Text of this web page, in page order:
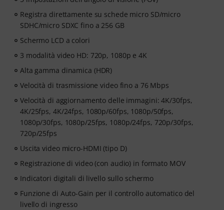
Registra direttamente su schede micro SD/micro
SDHC/micro SDXC fino a 256 GB
Schermo LCD a colori
3 modalità video HD: 720p, 1080p e 4K
Alta gamma dinamica (HDR)
Velocità di trasmissione video fino a 76 Mbps
Velocità di aggiornamento delle immagini: 4K/30fps,
4K/25fps, 4K/24fps, 1080p/60fps, 1080p/50fps,
1080p/30fps, 1080p/25fps, 1080p/24fps, 720p/30fps,
720p/25fps
Uscita video micro-HDMI (tipo D)
Registrazione di video (con audio) in formato MOV
Indicatori digitali di livello sullo schermo
Funzione di Auto-Gain per il controllo automatico del
livello di ingresso